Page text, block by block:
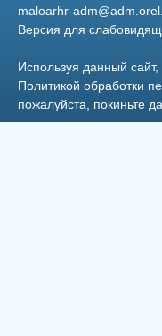
maloarhr-
Версия для
Используя данный сайт,
Политикой обработки
пожалуйста, покиньте